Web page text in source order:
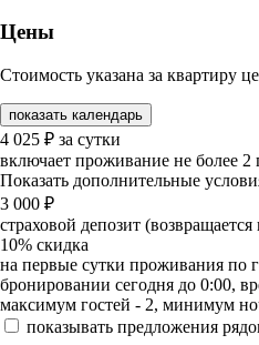
Цены
Стоимость указана за квартиру
показать календарь
4 025 ₽ за сутки
включает проживание не более 2
Показать дополнительные
3 000 ₽
страховой депозит (возвращается
10% скидка
на первые сутки проживания по
бронировании сегодня до 0:00,
максимум гостей - 2, минимум
показывать предложения